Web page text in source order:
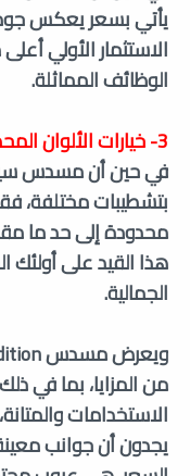
يأتي بسعر يعكس
الاستثمار الأولي
الوظائف المماثلة.
3- خيارات الألوان المحدودة:
بتشطيبات مختلفة،
محدودة إلى حد ما
هذا القيد على أولئك
الجمالية.
من المزايا، بما في
الاستخدامات
يجدون أن جوانب